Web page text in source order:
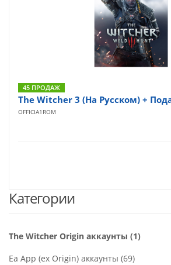
45 ПРОДАЖ
The Witcher 3 (На Русском) +
OFFICIA1ROM
Категории
The Witcher Origin аккаунты (1)
Ea App (ex Origin) аккаунты (69)